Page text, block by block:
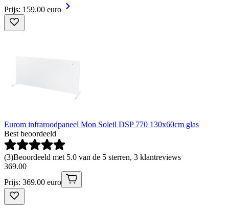
Prijs: 159.00 euro
Eurom infraroodpaneel Mon Soleil DSP 770 130x60cm glas
Best beoordeeld
(3)Beoordeeld met 5.0 van de 5 sterren, 3 klantreviews
369.00
Prijs: 369.00 euro